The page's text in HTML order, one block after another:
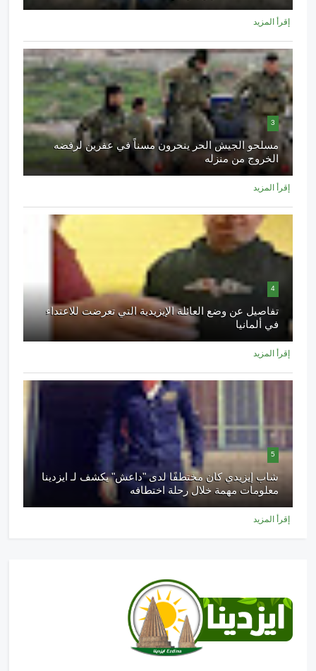
إقرأ المزيد
3
مسلحو الجيش الحر ينحرون مسناً في عفرين لرفضه
الخروج من منزله
إقرأ المزيد
4
تفاصيل عن وضع العائلة الإيزيدية التي تعرضت للاعتداء
في ألمانيا
إقرأ المزيد
5
شاب إيزيدي كان مختطفًا لدى "داعش" يكشف لـ ايزدينا
معلومات مهمة خلال رحلة اختطافه
إقرأ المزيد